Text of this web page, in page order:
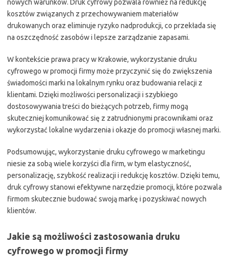
nowych warunków. Druk cyfrowy pozwala również na redukcję
kosztów związanych z przechowywaniem materiałów
drukowanych oraz eliminuje ryzyko nadprodukcji, co przekłada się
na oszczędność zasobów i lepsze zarządzanie zapasami.
W kontekście prawa pracy w Krakowie, wykorzystanie druku
cyfrowego w promocji firmy może przyczynić się do zwiększenia
świadomości marki na lokalnym rynku oraz budowania relacji z
klientami. Dzięki możliwości personalizacji i szybkiego
dostosowywania treści do bieżących potrzeb, firmy mogą
skuteczniej komunikować się z zatrudnionymi pracownikami oraz
wykorzystać lokalne wydarzenia i okazje do promocji własnej marki.
Podsumowując, wykorzystanie druku cyfrowego w marketingu
niesie za sobą wiele korzyści dla firm, w tym elastyczność,
personalizację, szybkość realizacji i redukcję kosztów. Dzięki temu,
druk cyfrowy stanowi efektywne narzędzie promocji, które pozwala
firmom skutecznie budować swoją markę i pozyskiwać nowych
klientów.
Jakie są możliwości zastosowania druku
cyfrowego w promocji firmy